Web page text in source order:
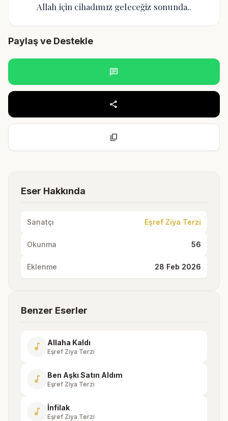
Allah için cihadımız geleceğiz sonunda..
Paylaş ve Destekle
chat
share
content_copy
Eser Hakkında
Sanatçı Eşref Ziya Terzi
Okunma 56
Eklenme 28 Feb 2026
Benzer Eserler
music_note Allaha Kaldı
Eşref Ziya Terzi
music_note Ben Aşkı Satın Aldım
Eşref Ziya Terzi
music_note İnfilak
Eşref Ziya Terzi